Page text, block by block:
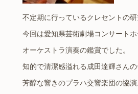
不定期に行っているクレセントの研
今回は愛知県芸術劇場コンサート
オーケストラ演奏の鑑賞でした。
知的で清潔感溢れる成田達輝さん
芳醇な響きのプラハ交響楽団の協演